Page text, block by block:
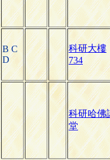
B C
D
科研大樓
734
科研哈佛
堂